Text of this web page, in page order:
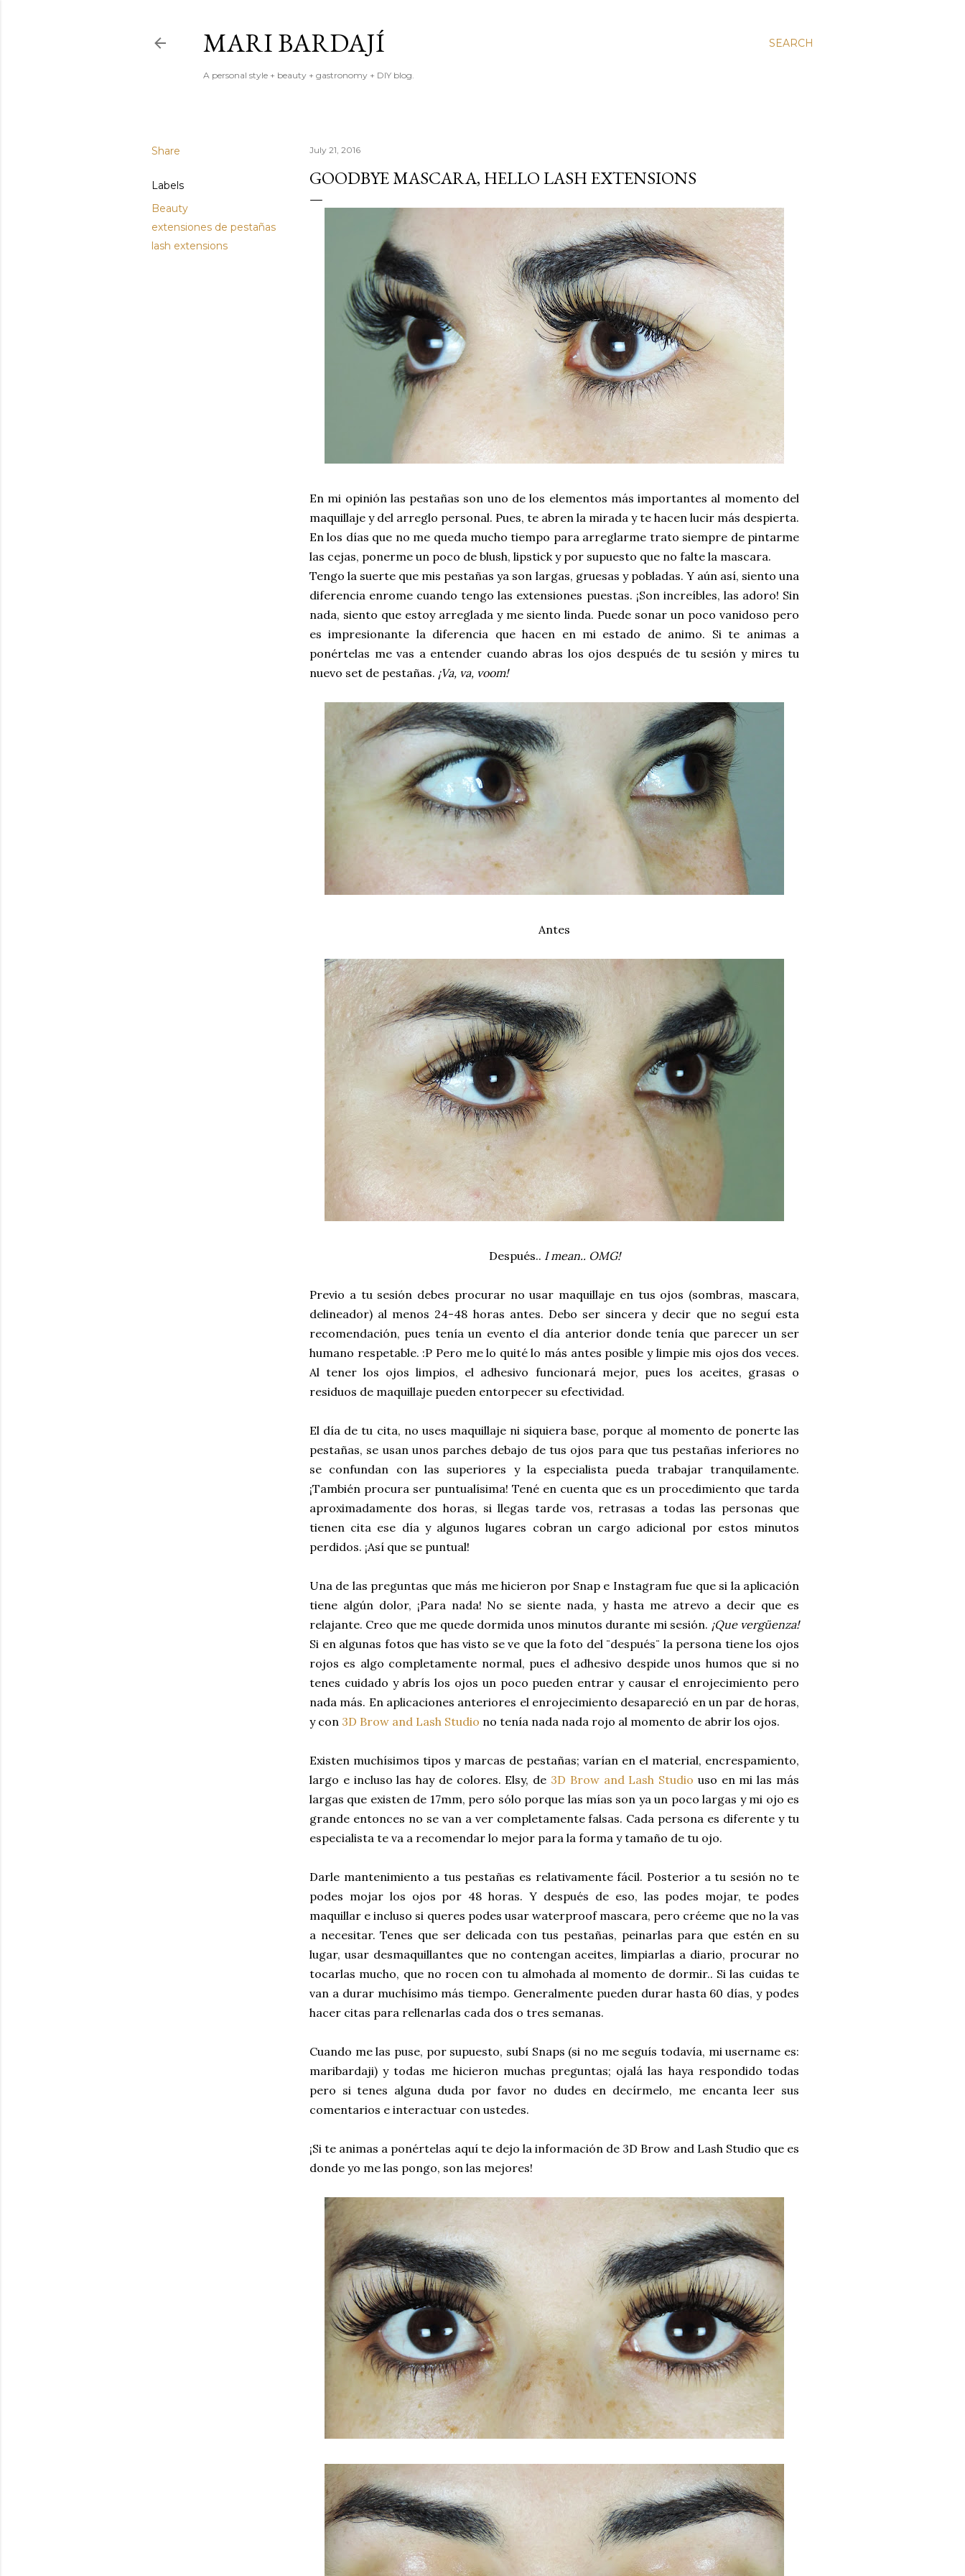
SEARCH
MARI BARDAJÍ
A personal style + beauty + gastronomy + DIY blog.
Share
Labels
Beauty
extensiones de pestañas
lash extensions
July 21, 2016
GOODBYE MASCARA, HELLO LASH EXTENSIONS
En mi opinión las pestañas son uno de los elementos más importantes al momento del
maquillaje y del arreglo personal. Pues, te abren la mirada y te hacen lucir más despierta.
En los días que no me queda mucho tiempo para arreglarme trato siempre de pintarme
las cejas, ponerme un poco de blush, lipstick y por supuesto que no falte la mascara.
Tengo la suerte que mis pestañas ya son largas, gruesas y pobladas. Y aún así, siento una
diferencia enrome cuando tengo las extensiones puestas. ¡Son increíbles, las adoro! Sin
nada, siento que estoy arreglada y me siento linda. Puede sonar un poco vanidoso pero
es impresionante la diferencia que hacen en mi estado de animo. Si te animas a
ponértelas me vas a entender cuando abras los ojos después de tu sesión y mires tu
nuevo set de pestañas. ¡Va, va, voom!
Antes
Después.. I mean.. OMG!
Previo a tu sesión debes procurar no usar maquillaje en tus ojos (sombras, mascara,
delineador) al menos 24-48 horas antes. Debo ser sincera y decir que no seguí esta
recomendación, pues tenía un evento el día anterior donde tenía que parecer un ser
humano respetable. :P Pero me lo quité lo más antes posible y limpie mis ojos dos veces.
Al tener los ojos limpios, el adhesivo funcionará mejor, pues los aceites, grasas o
residuos de maquillaje pueden entorpecer su efectividad.
El día de tu cita, no uses maquillaje ni siquiera base, porque al momento de ponerte las
pestañas, se usan unos parches debajo de tus ojos para que tus pestañas inferiores no
se confundan con las superiores y la especialista pueda trabajar tranquilamente.
¡También procura ser puntualísima! Tené en cuenta que es un procedimiento que tarda
aproximadamente dos horas, si llegas tarde vos, retrasas a todas las personas que
tienen cita ese día y algunos lugares cobran un cargo adicional por estos minutos
perdidos. ¡Así que se puntual!
Una de las preguntas que más me hicieron por Snap e Instagram fue que si la aplicación
tiene algún dolor, ¡Para nada! No se siente nada, y hasta me atrevo a decir que es
relajante. Creo que me quede dormida unos minutos durante mi sesión. ¡Que vergüenza!
Si en algunas fotos que has visto se ve que la foto del ¨después¨ la persona tiene los ojos
rojos es algo completamente normal, pues el adhesivo despide unos humos que si no
tenes cuidado y abrís los ojos un poco pueden entrar y causar el enrojecimiento pero
nada más. En aplicaciones anteriores el enrojecimiento desapareció en un par de horas,
y con 3D Brow and Lash Studio no tenía nada nada rojo al momento de abrir los ojos.
Existen muchísimos tipos y marcas de pestañas; varían en el material, encrespamiento,
largo e incluso las hay de colores. Elsy, de 3D Brow and Lash Studio uso en mi las más
largas que existen de 17mm, pero sólo porque las mías son ya un poco largas y mi ojo es
grande entonces no se van a ver completamente falsas. Cada persona es diferente y tu
especialista te va a recomendar lo mejor para la forma y tamaño de tu ojo.
Darle mantenimiento a tus pestañas es relativamente fácil. Posterior a tu sesión no te
podes mojar los ojos por 48 horas. Y después de eso, las podes mojar, te podes
maquillar e incluso si queres podes usar waterproof mascara, pero créeme que no la vas
a necesitar. Tenes que ser delicada con tus pestañas, peinarlas para que estén en su
lugar, usar desmaquillantes que no contengan aceites, limpiarlas a diario, procurar no
tocarlas mucho, que no rocen con tu almohada al momento de dormir.. Si las cuidas te
van a durar muchísimo más tiempo. Generalmente pueden durar hasta 60 días, y podes
hacer citas para rellenarlas cada dos o tres semanas.
Cuando me las puse, por supuesto, subí Snaps (si no me seguís todavía, mi username es:
maribardaji) y todas me hicieron muchas preguntas; ojalá las haya respondido todas
pero si tenes alguna duda por favor no dudes en decírmelo, me encanta leer sus
comentarios e interactuar con ustedes.
¡Si te animas a ponértelas aquí te dejo la información de 3D Brow and Lash Studio que es
donde yo me las pongo, son las mejores!